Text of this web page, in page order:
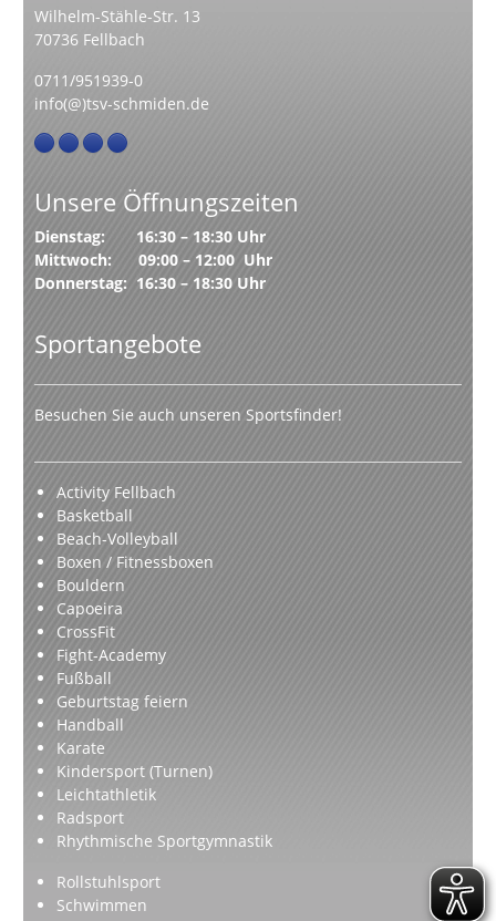
Wilhelm-Stähle-Str. 13
70736 Fellbach
0711/951939-0
info(@)tsv-schmiden.de
Unsere Öffnungszeiten
Dienstag: 16:30 – 18:30 Uhr
Mittwoch: 09:00 – 12:00 Uhr
Donnerstag: 16:30 – 18:30 Uhr
Sportangebote
Besuchen Sie auch unseren Sportsfinder!
Activity Fellbach
Basketball
Beach-Volleyball
Boxen / Fitnessboxen
Bouldern
Capoeira
CrossFit
Fight-Academy
Fußball
Geburtstag feiern
Handball
Karate
Kindersport (Turnen)
Leichtathletik
Radsport
Rhythmische Sportgymnastik
Rollstuhlsport
Schwimmen